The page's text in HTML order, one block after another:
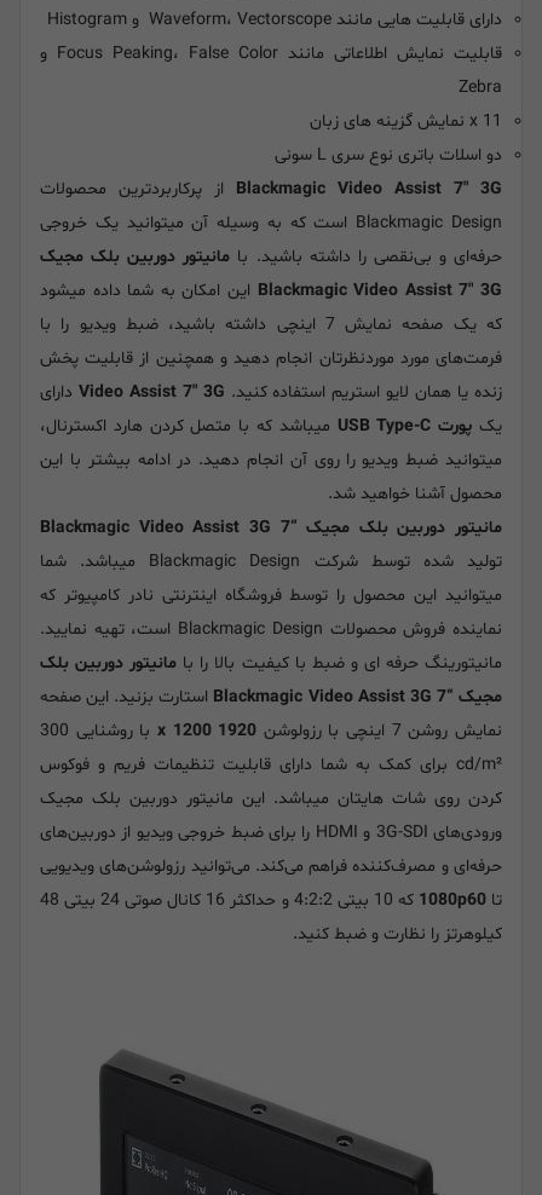
دارای قابلیت هایی مانند Waveform، Vectorscope و Histogram
قابلیت نمایش اطلاعاتی مانند Focus Peaking، False Color و
Zebra
11 x نمایش گزینه های زبان
دو اسلات باتری نوع سری L سونی
Blackmagic Video Assist 7" 3G از پرکاربردترین محصولات
Blackmagic Design است که به وسیله آن میتوانید یک خروجی
حرفه‌ای و بی‌نقصی را داشته باشید. با مانیتور دوربین بلک مجیک
Blackmagic Video Assist 7" 3G این امکان به شما داده میشود
که یک صفحه نمایش 7 اینچی داشته باشید، ضبط ویدیو را با
فرمت‌های مورد موردنظرتان انجام دهید و همچنین از قابلیت پخش
زنده یا همان لایو استریم استفاده کنید. Video Assist 7" 3G دارای
یک پورت USB Type-C
میباشد که با متصل کردن هارد اکسترنال،
میتوانید ضبط ویدیو را روی آن انجام دهید. در ادامه بیشتر با این
محصول آشنا خواهید شد.
مانیتور دوربین بلک مجیک “Blackmagic Video Assist 3G 7
تولید شده توسط شرکت Blackmagic Design میباشد. شما
میتوانید این محصول را توسط فروشگاه اینترنتی نادر کامپیوتر که
نماینده فروش محصولات Blackmagic Design است، تهیه نمایید.
مانیتورینگ حرفه ای و ضبط با کیفیت بالا را با مانیتور دوربین بلک
مجیک “Blackmagic Video Assist 3G 7
استارت بزنید. این صفحه
نمایش روشن 7 اینچی با رزولوشن
1920 x 1200
با روشنایی 300
cd/m² برای کمک به شما دارای قابلیت تنظیمات فریم و فوکوس
کردن روی شات هایتان میباشد. این مانیتور دوربین بلک مجیک
ورودی‌های 3G-SDI و HDMI را برای ضبط خروجی ویدیو از دوربین‌های
حرفه‌ای و مصرف‌کننده فراهم می‌کند. می‌توانید رزولوشن‌های ویدیویی
تا1080p60
که 10 بیتی 4:2:2 و حداکثر 16 کانال صوتی 24 بیتی 48
کیلوهرتز را نظارت و ضبط کنید.